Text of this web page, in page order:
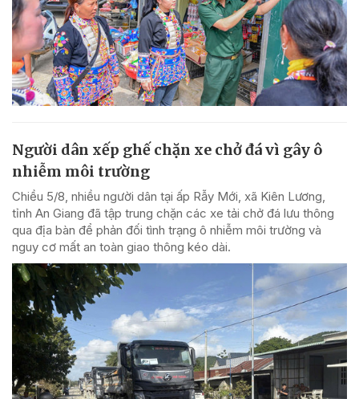
Người dân xếp ghế chặn xe chở đá vì gây ô
nhiễm môi trường
Chiều 5/8, nhiều người dân tại ấp Rẫy Mới, xã Kiên Lương,
tỉnh An Giang đã tập trung chặn các xe tải chở đá lưu thông
qua địa bàn để phản đối tình trạng ô nhiễm môi trường và
nguy cơ mất an toàn giao thông kéo dài.